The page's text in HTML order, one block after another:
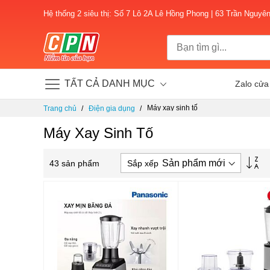
Hệ thống 2 siêu thị: Số 7 Lô 2A Lê Hồng Phong | 63 Trần
TẤT CẢ DANH MỤC Zalo
Trang chủ Điện gia dụng Máy xay sinh tố
Máy Xay Sinh Tố
43 sản phẩm Sắp xếp
lập